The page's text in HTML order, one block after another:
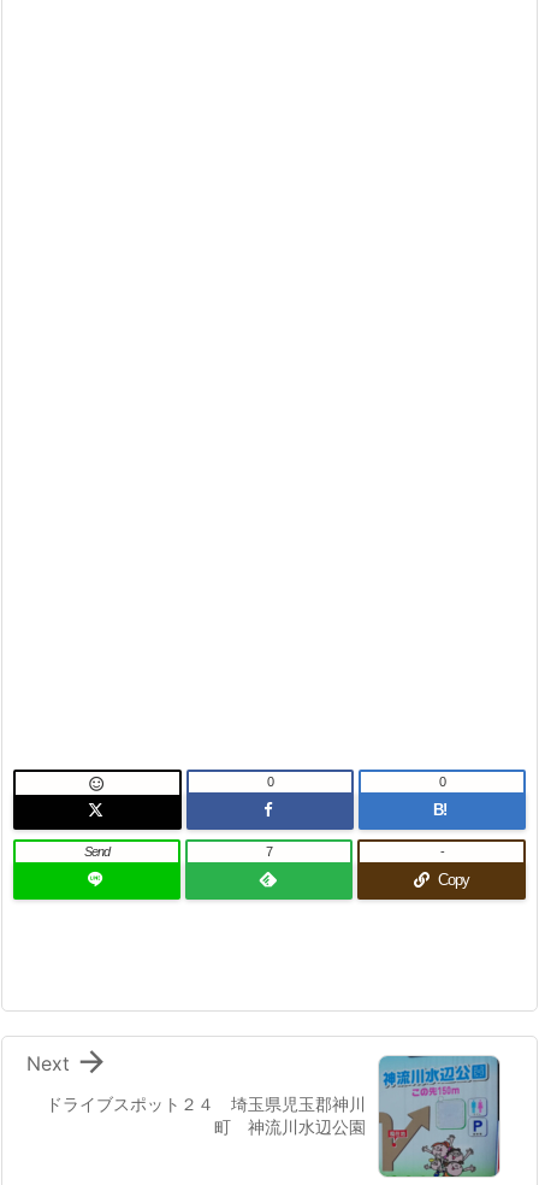
 0
B!
0
Send 7
Copy
-
ドライブスポット２４ 埼玉県児玉郡神川
町 神流川水辺公園

Next